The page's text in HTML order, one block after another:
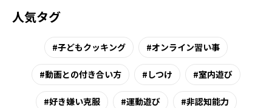
人気タグ
子どもクッキング オンライン習い事
動画との付き合い方 しつけ 室内遊び
好き嫌い克服 運動遊び 非認知能力